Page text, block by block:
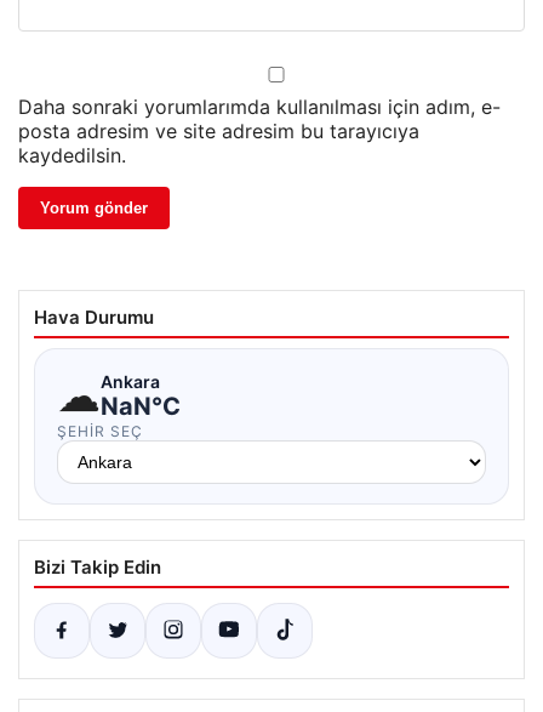
Daha sonraki yorumlarımda kullanılması için adım, e-
posta adresim ve site adresim bu tarayıcıya
kaydedilsin.
Hava Durumu
☁Ankara
NaN°C
ŞEHIR SEÇ
Bizi Takip Edin